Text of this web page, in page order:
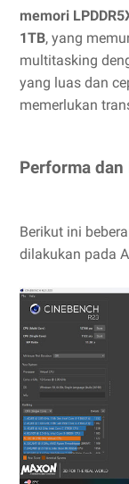
memori
1TB, yang
multitasking
yang luas dan
memerlukan
Performa dan
Berikut ini
dilakukan pada